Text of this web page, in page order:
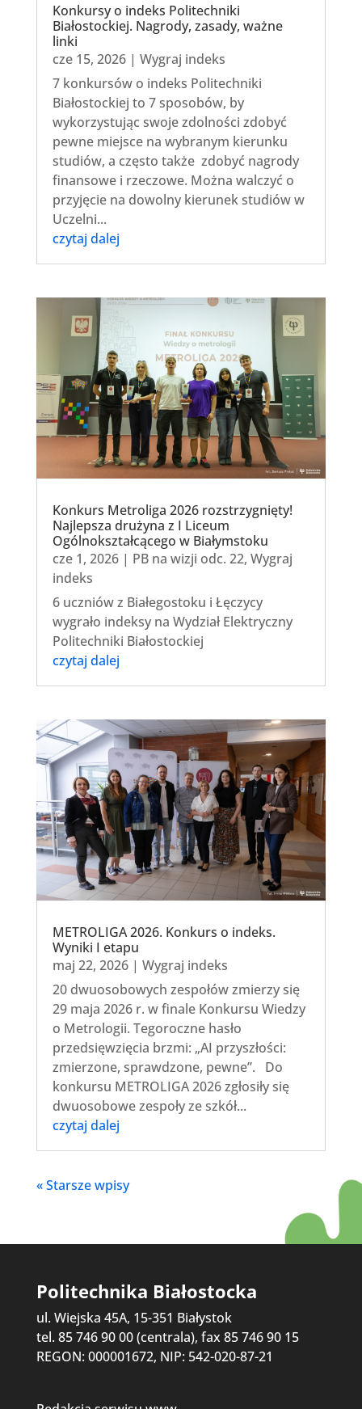
Konkursy o indeks Politechniki
Białostockiej. Nagrody, zasady, ważne
linki
cze 15, 2026| Wygraj indeks
7 konkursów o indeks Politechniki
Białostockiej to 7 sposobów, by
wykorzystując swoje zdolności zdobyć
pewne miejsce na wybranym kierunku
studiów, a często także zdobyć nagrody
finansowe i rzeczowe. Można walczyć o
przyjęcie na dowolny kierunek studiów w
Uczelni...
czytaj dalej
Konkurs Metroliga 2026 rozstrzygnięty!
Najlepsza drużyna z I Liceum
Ogólnokształcącego w Białymstoku
cze 1, 2026| PB na wizji odc. 22, Wygraj
indeks
6 uczniów z Białegostoku i Łęczycy
wygrało indeksy na Wydział Elektryczny
Politechniki Białostockiej
czytaj dalej
METROLIGA 2026. Konkurs o indeks.
Wyniki I etapu
maj 22, 2026| Wygraj indeks
20 dwuosobowych zespołów zmierzy się
29 maja 2026 r. w finale Konkursu Wiedzy
o Metrologii. Tegoroczne hasło
przedsięwzięcia brzmi: „AI przyszłości:
zmierzone, sprawdzone, pewne”. Do
konkursu METROLIGA 2026 zgłosiły się
dwuosobowe zespoły ze szkół...
czytaj dalej
« Starsze wpisy
Politechnika Białostocka
ul. Wiejska 45A, 15-351 Białystok
tel. 85 746 90 00 (centrala), fax 85 746 90 15
REGON: 000001672, NIP: 542-020-87-21